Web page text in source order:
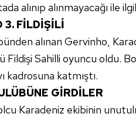
alınıp alınmayacağı ile
3. FİLDİŞİLİ
alınan Gervinho,
Fildişi Sahilli oyuncu oldu.
kadrosuna katmıştı.
GİRDİLER
Karadeniz ekibinin